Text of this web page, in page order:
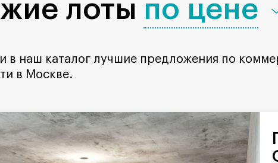
лоты по цене
в наш каталог лучшие предложения по
в Москве.